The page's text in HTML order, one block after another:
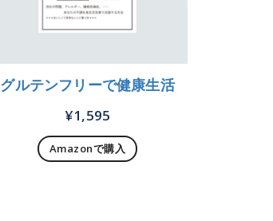
グルテンフリーで健康生活
¥1,595
Amazonで購入